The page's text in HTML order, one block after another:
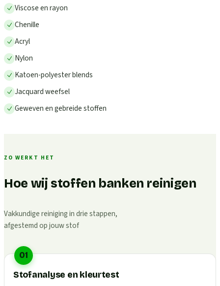
Viscose en rayon
Chenille
Acryl
Nylon
Katoen-polyester blends
Jacquard weefsel
Geweven en gebreide stoffen
ZO WERKT HET
Hoe wij stoffen banken reinigen
Vakkundige reiniging in drie stappen,
afgestemd op jouw stof
01
Stofanalyse en kleurtest